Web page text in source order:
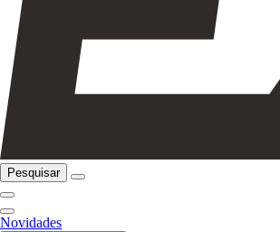
Pesquisar
Novidades